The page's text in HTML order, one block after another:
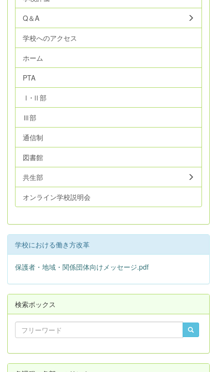
Q＆A
学校へのアクセス
ホーム
PTA
Ⅰ･Ⅱ部
Ⅲ部
通信制
図書館
共生部
オンライン学校説明会
学校における働き方改革
保護者・地域・関係団体向けメッセージ.pdf
検索ボックス